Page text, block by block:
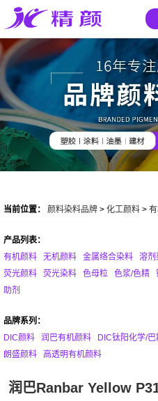
当前位置： 颜料染料品牌 > 化工颜料 >
产品列表：
有机颜料
无机颜料 金属络合染料 溶剂
荧光颜料
荧光染料 色母粒 色浆/色精
助剂
品牌系列：
DIC颜料
润巴有机颜料 DIC钛阳化学/
朗盛颜料
高透明有机颜料
润巴Ranbar Yellow